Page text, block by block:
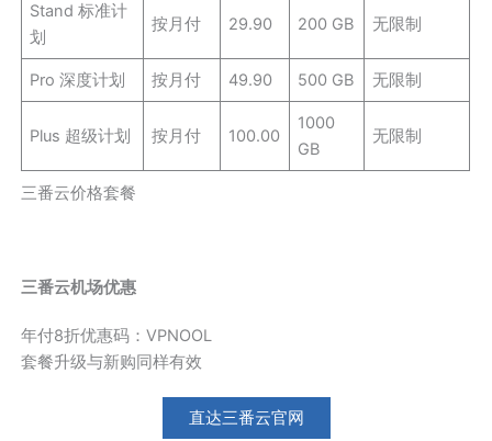
Stand 标准计
划
按月付 29.90 200 GB 无限制
Pro 深度计划 按月付 49.90 500 GB 无限制
Plus 超级计划 按月付 100.00
1000
GB
无限制
三番云价格套餐
三番云机场优惠
年付8折优惠码：VPNOOL
套餐升级与新购同样有效
直达三番云官网